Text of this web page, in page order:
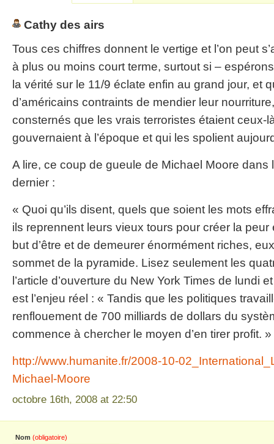
Cathy des airs
Tous ces chiffres donnent le vertige et l’on peut
à plus ou moins court terme, surtout si –
la vérité sur le 11/9 éclate enfin au grand jour, et
d’américains contraints de mendier leur
consternés que les vrais terroristes étaient ceux-
gouvernaient à l’époque et qui les spolient
A lire, ce coup de gueule de Michael Moore dans
dernier :
« Quoi qu’ils disent, quels que soient les mots
ils reprennent leurs vieux tours pour créer la
but d’être et de demeurer énormément riches,
sommet de la pyramide. Lisez seulement les
l’article d’ouverture du New York Times de lundi
est l’enjeu réel : « Tandis que les politiques
renflouement de 700 milliards de dollars du
commence à chercher le moyen d’en tirer profit. »
http://www.humanite.fr/2008-10-
Michael-Moore
octobre 16th, 2008 at 22:50
Nom (obligatoire)